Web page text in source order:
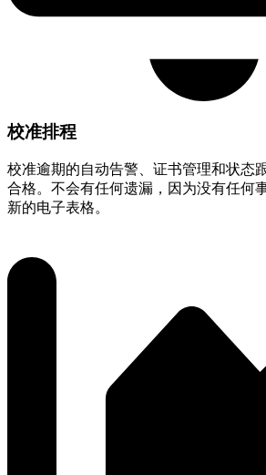
校准排程
校准逾期的自动告警、证书管理和状态
合格。不会有任何遗漏，因为没有任何
新的电子表格。